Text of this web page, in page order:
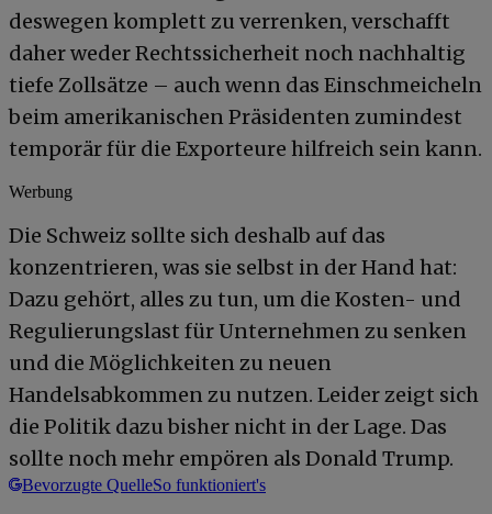
deswegen komplett zu verrenken, verschafft
daher weder Rechtssicherheit noch nachhaltig
tiefe Zollsätze – auch wenn das Einschmeicheln
beim amerikanischen Präsidenten zumindest
temporär für die Exporteure hilfreich sein kann.
Werbung
Die Schweiz sollte sich deshalb auf das
konzentrieren, was sie selbst in der Hand hat:
Dazu gehört, alles zu tun, um die Kosten- und
Regulierungslast für Unternehmen zu senken
und die Möglichkeiten zu neuen
Handelsabkommen zu nutzen. Leider zeigt sich
die Politik dazu bisher nicht in der Lage. Das
sollte noch mehr empören als Donald Trump.
Bevorzugte QuelleSo funktioniert's